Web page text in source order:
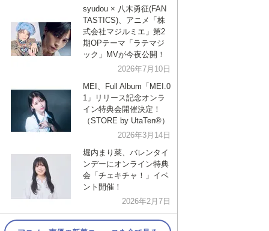
洋楽
VTuber ディズニー
syudou × 八木勇征(FAN
TASTICS)、アニメ「株
式会社マジルミエ」第2
期OPテーマ「ラテマジ
ック」MVが今夜公開！
2026年7月10日
MEI、Full Album「MEI.0
1」リリース記念オンラ
イン特典会開催決定！
（STORE by UtaTen®︎）
2026年3月14日
堀内まり菜、バレンタイ
ンデーにオンライン特典
会「チェキチャ！」イベ
ント開催！
2026年2月7日